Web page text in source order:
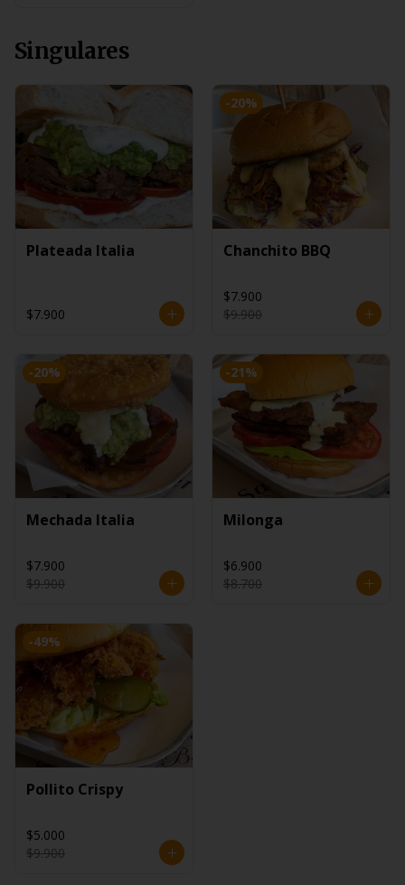
Singulares
Plateada Italia
$7.900
-20%
Chanchito BBQ
$7.900
$9.900
-20%
Mechada Italia
$7.900
$9.900
-21%
Milonga
$6.900
$8.700
-49%
Pollito Crispy
$5.000
$9.900